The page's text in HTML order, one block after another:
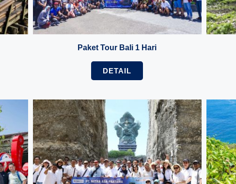
Paket Tour Bali 1 Hari
DETAIL